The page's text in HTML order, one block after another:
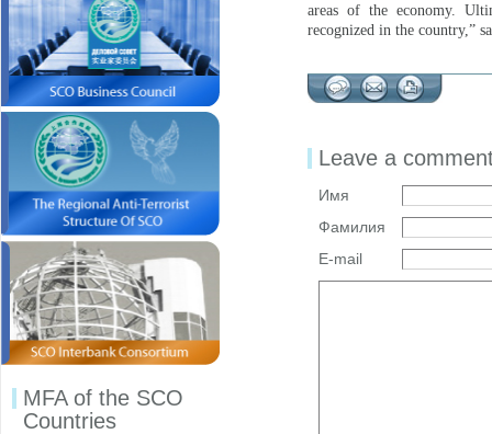
MFA of the SCO
Countries
areas of the economy.
recognized in the country,”
Leave a
Имя
Фамилия
E-mail